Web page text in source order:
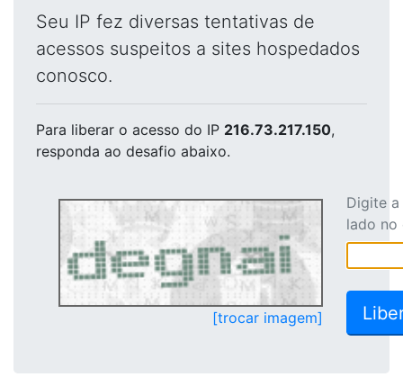
Seu IP fez diversas tentativas de
acessos suspeitos a sites hospedados
conosco.
Para liberar o acesso do IP 216.73.217.150,
responda ao desafio abaixo.
[trocar imagem]
Digite
lado no